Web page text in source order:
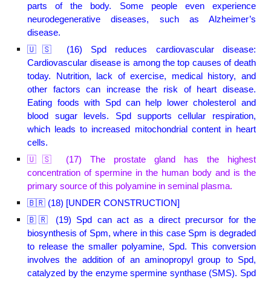
parts of the body. Some people even experience
neurodegenerative diseases, such as Alzheimer’s
disease.
🇺🇸 (16) Spd reduces cardiovascular disease:
Cardiovascular disease is among the top causes of death
today. Nutrition, lack of exercise, medical history, and
other factors can increase the risk of heart disease.
Eating foods with Spd can help lower cholesterol and
blood sugar levels. Spd supports cellular respiration,
which leads to increased mitochondrial content in heart
cells.
🇺🇸 (17)The prostate gland has the highest
concentration of spermine in the human body and is the
primary source of this polyamine in seminal plasma.
🇧🇷 (18) [UNDER CONSTRUCTION]
🇧🇷 (19) Spd can act as a direct precursor for the
biosynthesis ofSpm, where in this case Spm is degraded
to release the smaller polyamine, Spd. This conversion
involves the additionof an aminopropyl group to Spd,
catalyzed by the enzyme spermine synthase (SMS). Spd